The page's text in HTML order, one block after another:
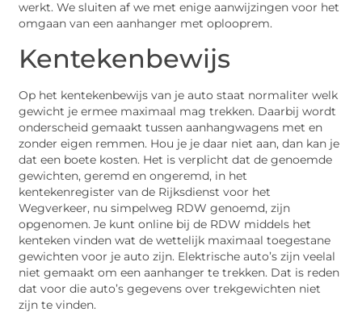
werkt. We sluiten af we met enige aanwijzingen voor het
omgaan van een aanhanger met oplooprem.
Kentekenbewijs
Op het kentekenbewijs van je auto staat normaliter welk
gewicht je ermee maximaal mag trekken. Daarbij wordt
onderscheid gemaakt tussen aanhangwagens met en
zonder eigen remmen. Hou je je daar niet aan, dan kan je
dat een boete kosten. Het is verplicht dat de genoemde
gewichten, geremd en ongeremd, in het
kentekenregister van de Rijksdienst voor het
Wegverkeer, nu simpelweg RDW genoemd, zijn
opgenomen. Je kunt online bij de RDW middels het
kenteken vinden wat de wettelijk maximaal toegestane
gewichten voor je auto zijn. Elektrische auto’s zijn veelal
niet gemaakt om een aanhanger te trekken. Dat is reden
dat voor die auto’s gegevens over trekgewichten niet
zijn te vinden.